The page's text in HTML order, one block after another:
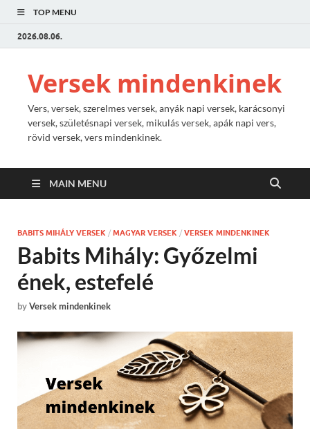
TOP MENU
2026.08.06.
Versek mindenkinek
Vers, versek, szerelmes versek, anyák napi versek, karácsonyi
versek, születésnapi versek, mikulás versek, apák napi vers,
rövid versek, vers mindenkinek.
MAIN MENU
BABITS MIHÁLY VERSEK / MAGYAR VERSEK / VERSEK MINDENKINEK
Babits Mihály: Győzelmi
ének, estefelé
byVersek mindenkinek